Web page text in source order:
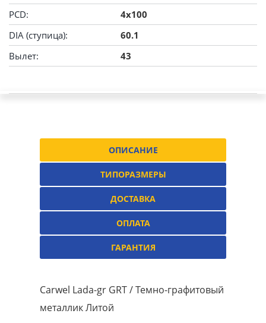
PCD:
4x100
DIA (ступица):
60.1
Вылет:
43
ОПИСАНИЕ
ТИПОРАЗМЕРЫ
ДОСТАВКА
ОПЛАТА
ГАРАНТИЯ
Carwel Lada-gr GRT / Темно-графитовый
металлик Литой